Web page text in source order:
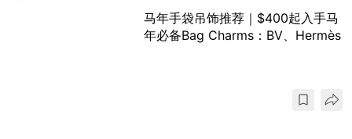
马年手袋吊饰推荐｜$400起入手马
年必备Bag Charms：BV、Hermès